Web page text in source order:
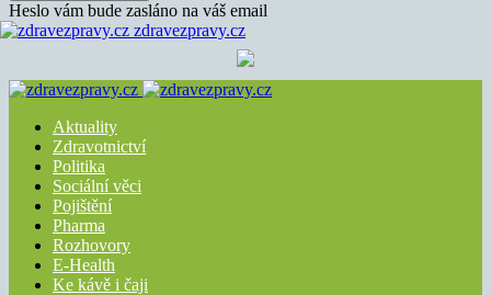
Heslo vám bude zasláno na váš email
zdravezpravy.cz
Aktuality
Zdravotnictví
Politika
Sociální věci
Pojištění
Pharma
Rozhovory
E-Health
Ke kávě i čaji